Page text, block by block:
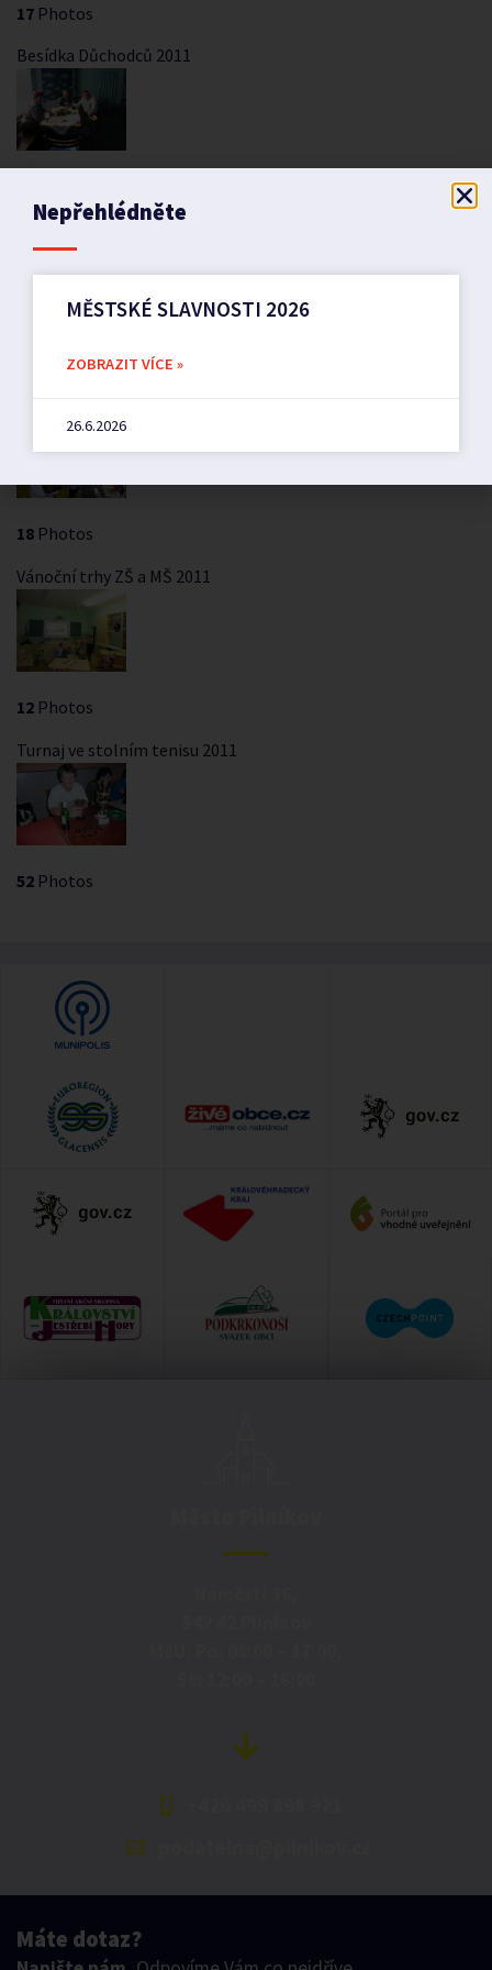
17 Photos
Besídka Důchodců 2011
Vítání občánků listopad 2011
Photos
18 Photos
Vánoční trhy ZŠ a MŠ 2011
12 Photos
Turnaj ve stolním tenisu 2011
52 Photos
Máte dotaz?
Nepřehlédněte
MĚSTSKÉ SLAVNOSTI 2026
ZOBRAZIT VÍCE »
26.6.2026